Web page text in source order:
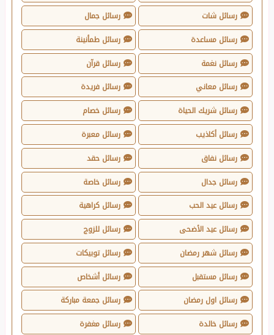
رسائل شات
رسائل جمال
رسائل مساعدة
رسائل طمأنينة
رسائل نغمة
رسائل قرآن
رسائل معاني
رسائل فريدة
رسائل شريك الحياة
رسائل خصام
رسائل أكاذيب
رسائل معبرة
رسائل نفاق
رسائل حقد
رسائل جدال
رسائل خاصة
رسائل عيد الحب
رسائل كراهية
رسائل عيد الأضحى
رسائل للزوج
رسائل شهر رمضان
رسائل توبيكات
رسائل مستقبل
رسائل أشخاص
رسائل اول رمضان
رسائل جمعة مباركة
رسائل خالدة
رسائل مغفرة